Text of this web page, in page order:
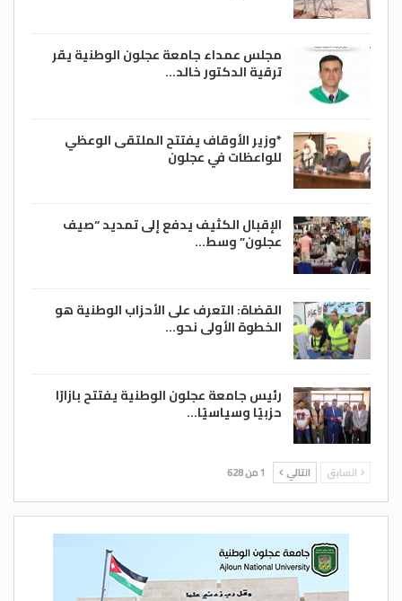
مجلس عمداء جامعة عجلون الوطنية يقر
ترقية الدكتور خالد…
*وزير الأوقاف يفتتح الملتقى الوعظي
للواعظات في عجلون
الإقبال الكثيف يدفع إلى تمديد “صيف
عجلون” وسط…
القضاة: التعرف على الأحزاب الوطنية هو
الخطوة الأولى نحو…
رئيس جامعة عجلون الوطنية يفتتح بازارًا
حزبيًا وسياسيًا…
السابق التالي 1 من 628